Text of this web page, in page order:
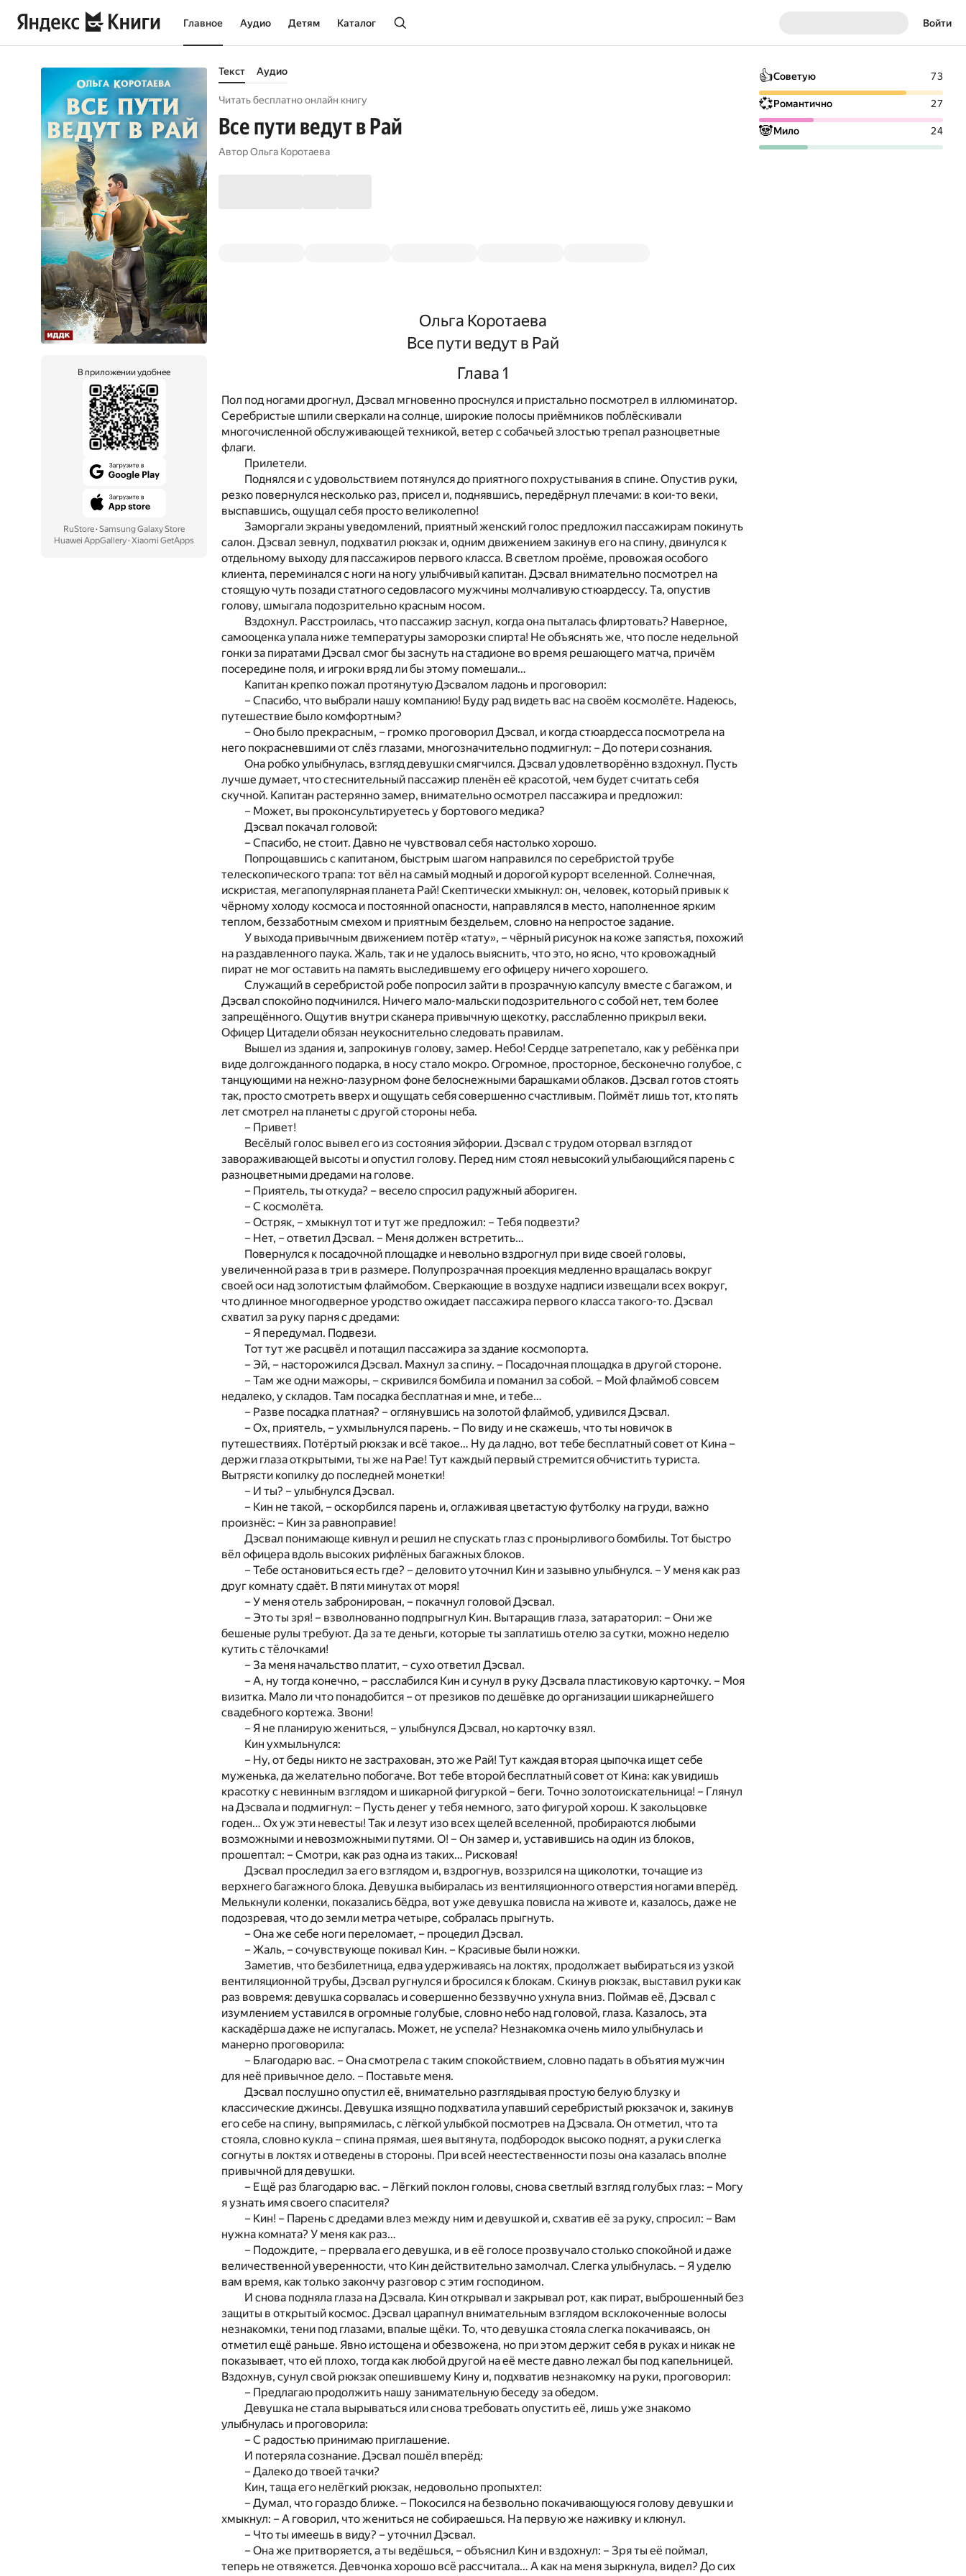
Главное Аудио Детям Каталог Войти
В приложении удобнее
RuStore· Samsung Galaxy Store
Huawei AppGallery· Xiaomi GetApps
Текст Аудио
Читать бесплатно онлайн книгу
Все пути ведут в Рай
АвторОльга Коротаева
Ольга Коротаева
Все пути ведут в Рай
Глава 1
Пол под ногами дрогнул, Дэсвал мгновенно проснулся и пристально посмотрел в иллюминатор.
Серебристые шпили сверкали на солнце, широкие полосы приёмников поблёскивали
многочисленной обслуживающей техникой, ветер с собачьей злостью трепал разноцветные
флаги.
Прилетели.
Поднялся и с удовольствием потянулся до приятного похрустывания в спине. Опустив руки,
резко повернулся несколько раз, присел и, поднявшись, передёрнул плечами: в кои-то веки,
выспавшись, ощущал себя просто великолепно!
Заморгали экраны уведомлений, приятный женский голос предложил пассажирам покинуть
салон. Дэсвал зевнул, подхватил рюкзак и, одним движением закинув его на спину, двинулся к
отдельному выходу для пассажиров первого класса. В светлом проёме, провожая особого
клиента, переминался с ноги на ногу улыбчивый капитан. Дэсвал внимательно посмотрел на
стоящую чуть позади статного седовласого мужчины молчаливую стюардессу. Та, опустив
голову, шмыгала подозрительно красным носом.
Вздохнул. Расстроилась, что пассажир заснул, когда она пыталась флиртовать? Наверное,
самооценка упала ниже температуры заморозки спирта! Не объяснять же, что после недельной
гонки за пиратами Дэсвал смог бы заснуть на стадионе во время решающего матча, причём
посередине поля, и игроки вряд ли бы этому помешали…
Капитан крепко пожал протянутую Дэсвалом ладонь и проговорил:
– Спасибо, что выбрали нашу компанию! Буду рад видеть вас на своём космолёте. Надеюсь,
путешествие было комфортным?
– Оно было прекрасным, – громко проговорил Дэсвал, и когда стюардесса посмотрела на
него покрасневшими от слёз глазами, многозначительно подмигнул: – До потери сознания.
Она робко улыбнулась, взгляд девушки смягчился. Дэсвал удовлетворённо вздохнул. Пусть
лучше думает, что стеснительный пассажир пленён её красотой, чем будет считать себя
скучной. Капитан растерянно замер, внимательно осмотрел пассажира и предложил:
– Может, вы проконсультируетесь у бортового медика?
Дэсвал покачал головой:
– Спасибо, не стоит. Давно не чувствовал себя настолько хорошо.
Попрощавшись с капитаном, быстрым шагом направился по серебристой трубе
телескопического трапа: тот вёл на самый модный и дорогой курорт вселенной. Солнечная,
искристая, мегапопулярная планета Рай! Скептически хмыкнул: он, человек, который привык к
чёрному холоду космоса и постоянной опасности, направлялся в место, наполненное ярким
теплом, беззаботным смехом и приятным бездельем, словно на непростое задание.
У выхода привычным движением потёр «тату», – чёрный рисунок на коже запястья, похожий
на раздавленного паука. Жаль, так и не удалось выяснить, что это, но ясно, что кровожадный
пират не мог оставить на память выследившему его офицеру ничего хорошего.
Служащий в серебристой робе попросил зайти в прозрачную капсулу вместе с багажом, и
Дэсвал спокойно подчинился. Ничего мало-мальски подозрительного с собой нет, тем более
запрещённого. Ощутив внутри сканера привычную щекотку, расслабленно прикрыл веки.
Офицер Цитадели обязан неукоснительно следовать правилам.
Вышел из здания и, запрокинув голову, замер. Небо! Сердце затрепетало, как у ребёнка при
виде долгожданного подарка, в носу стало мокро. Огромное, просторное, бесконечно голубое, с
танцующими на нежно-лазурном фоне белоснежными барашками облаков. Дэсвал готов стоять
так, просто смотреть вверх и ощущать себя совершенно счастливым. Поймёт лишь тот, кто пять
лет смотрел на планеты с другой стороны неба.
– Привет!
Весёлый голос вывел его из состояния эйфории. Дэсвал с трудом оторвал взгляд от
завораживающей высоты и опустил голову. Перед ним стоял невысокий улыбающийся парень с
разноцветными дредами на голове.
– Приятель, ты откуда? – весело спросил радужный абориген.
– С космолёта.
– Остряк, – хмыкнул тот и тут же предложил: – Тебя подвезти?
– Нет, – ответил Дэсвал. – Меня должен встретить…
Повернулся к посадочной площадке и невольно вздрогнул при виде своей головы,
увеличенной раза в три в размере. Полупрозрачная проекция медленно вращалась вокруг
своей оси над золотистым флаймобом. Сверкающие в воздухе надписи извещали всех вокруг,
что длинное многодверное уродство ожидает пассажира первого класса такого-то. Дэсвал
схватил за руку парня с дредами:
– Я передумал. Подвези.
Тот тут же расцвёл и потащил пассажира за здание космопорта.
– Эй, – насторожился Дэсвал. Махнул за спину. – Посадочная площадка в другой стороне.
– Там же одни мажоры, – скривился бомбила и поманил за собой. – Мой флаймоб совсем
недалеко, у складов. Там посадка бесплатная и мне, и тебе…
– Разве посадка платная? – оглянувшись на золотой флаймоб, удивился Дэсвал.
– Ох, приятель, – ухмыльнулся парень. – По виду и не скажешь, что ты новичок в
путешествиях. Потёртый рюкзак и всё такое… Ну да ладно, вот тебе бесплатный совет от Кина –
держи глаза открытыми, ты же на Рае! Тут каждый первый стремится обчистить туриста.
Вытрясти копилку до последней монетки!
– И ты? – улыбнулся Дэсвал.
– Кин не такой, – оскорбился парень и, оглаживая цветастую футболку на груди, важно
произнёс: – Кин за равноправие!
Дэсвал понимающе кивнул и решил не спускать глаз с пронырливого бомбилы. Тот быстро
вёл офицера вдоль высоких рифлёных багажных блоков.
– Тебе остановиться есть где? – деловито уточнил Кин и зазывно улыбнулся. – У меня как раз
друг комнату сдаёт. В пяти минутах от моря!
– У меня отель забронирован, – покачнул головой Дэсвал.
– Это ты зря! – взволнованно подпрыгнул Кин. Вытаращив глаза, затараторил: – Они же
бешеные рулы требуют. Да за те деньги, которые ты заплатишь отелю за сутки, можно неделю
кутить с тёлочками!
– За меня начальство платит, – сухо ответил Дэсвал.
– А, ну тогда конечно, – расслабился Кин и сунул в руку Дэсвала пластиковую карточку. – Моя
визитка. Мало ли что понадобится – от презиков по дешёвке до организации шикарнейшего
свадебного кортежа. Звони!
– Я не планирую жениться, – улыбнулся Дэсвал, но карточку взял.
Кин ухмыльнулся:
– Ну, от беды никто не застрахован, это же Рай! Тут каждая вторая цыпочка ищет себе
муженька, да желательно побогаче. Вот тебе второй бесплатный совет от Кина: как увидишь
красотку с невинным взглядом и шикарной фигуркой – беги. Точно золотоискательница! – Глянул
на Дэсвала и подмигнул: – Пусть денег у тебя немного, зато фигурой хорош. К закольцовке
годен… Ох уж эти невесты! Так и лезут изо всех щелей вселенной, пробираются любыми
возможными и невозможными путями. О! – Он замер и, уставившись на один из блоков,
прошептал: – Смотри, как раз одна из таких… Рисковая!
Дэсвал проследил за его взглядом и, вздрогнув, воззрился на щиколотки, точащие из
верхнего багажного блока. Девушка выбиралась из вентиляционного отверстия ногами вперёд.
Мелькнули коленки, показались бёдра, вот уже девушка повисла на животе и, казалось, даже не
подозревая, что до земли метра четыре, собралась прыгнуть.
– Она же себе ноги переломает, – процедил Дэсвал.
– Жаль, – сочувствующе покивал Кин. – Красивые были ножки.
Заметив, что безбилетница, едва удерживаясь на локтях, продолжает выбираться из узкой
вентиляционной трубы, Дэсвал ругнулся и бросился к блокам. Скинув рюкзак, выставил руки как
раз вовремя: девушка сорвалась и совершенно беззвучно ухнула вниз. Поймав её, Дэсвал с
изумлением уставился в огромные голубые, словно небо над головой, глаза. Казалось, эта
каскадёрша даже не испугалась. Может, не успела? Незнакомка очень мило улыбнулась и
манерно проговорила:
– Благодарю вас. – Она смотрела с таким спокойствием, словно падать в объятия мужчин
для неё привычное дело. – Поставьте меня.
Дэсвал послушно опустил её, внимательно разглядывая простую белую блузку и
классические джинсы. Девушка изящно подхватила упавший серебристый рюкзачок и, закинув
его себе на спину, выпрямилась, с лёгкой улыбкой посмотрев на Дэсвала. Он отметил, что та
стояла, словно кукла – спина прямая, шея вытянута, подбородок высоко поднят, а руки слегка
согнуты в локтях и отведены в стороны. При всей неестественности позы она казалась вполне
привычной для девушки.
– Ещё раз благодарю вас. – Лёгкий поклон головы, снова светлый взгляд голубых глаз: – Могу
я узнать имя своего спасителя?
– Кин! – Парень с дредами влез между ним и девушкой и, схватив её за руку, спросил: – Вам
нужна комната? У меня как раз…
– Подождите, – прервала его девушка, и в её голосе прозвучало столько спокойной и даже
величественной уверенности, что Кин действительно замолчал. Слегка улыбнулась. – Я уделю
вам время, как только закончу разговор с этим господином.
И снова подняла глаза на Дэсвала. Кин открывал и закрывал рот, как пират, выброшенный без
защиты в открытый космос. Дэсвал царапнул внимательным взглядом всклокоченные волосы
незнакомки, тени под глазами, впалые щёки. То, что девушка стояла слегка покачиваясь, он
отметил ещё раньше. Явно истощена и обезвожена, но при этом держит себя в руках и никак не
показывает, что ей плохо, тогда как любой другой на её месте давно лежал бы под капельницей.
Вздохнув, сунул свой рюкзак опешившему Кину и, подхватив незнакомку на руки, проговорил:
– Предлагаю продолжить нашу занимательную беседу за обедом.
Девушка не стала вырываться или снова требовать опустить её, лишь уже знакомо
улыбнулась и проговорила:
– С радостью принимаю приглашение.
И потеряла сознание. Дэсвал пошёл вперёд:
– Далеко до твоей тачки?
Кин, таща его нелёгкий рюкзак, недовольно пропыхтел:
– Думал, что гораздо ближе. – Покосился на безвольно покачивающуюся голову девушки и
хмыкнул: – А говорил, что жениться не собираешься. На первую же наживку и клюнул.
– Что ты имеешь в виду? – уточнил Дэсвал.
– Она же притворяется, а ты ведёшься, – объяснил Кин и вздохнул: – Зря ты её поймал,
теперь не отвяжется. Девчонка хорошо всё рассчитала… А как на меня зыркнула, видел? До сих
👍Советую 73
💞Романтично 27
🐼Мило 24